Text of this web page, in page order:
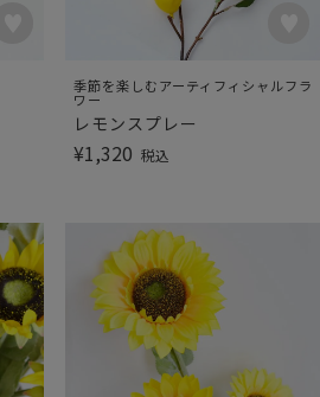
季節を楽しむアーティフィシャルフラ
ワー
レモンスプレー
¥1,320 税込